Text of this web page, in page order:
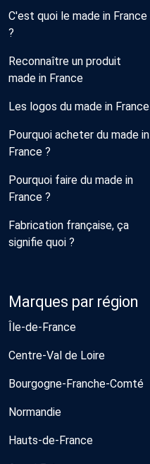
C'est quoi le made in France
?
Reconnaître un produit
made in France
Les logos du made in France
Pourquoi acheter du made in
France ?
Pourquoi faire du made in
France ?
Fabrication française, ça
signifie quoi ?
Marques par région
Île-de-France
Centre-Val de Loire
Bourgogne-Franche-Comté
Normandie
Hauts-de-France